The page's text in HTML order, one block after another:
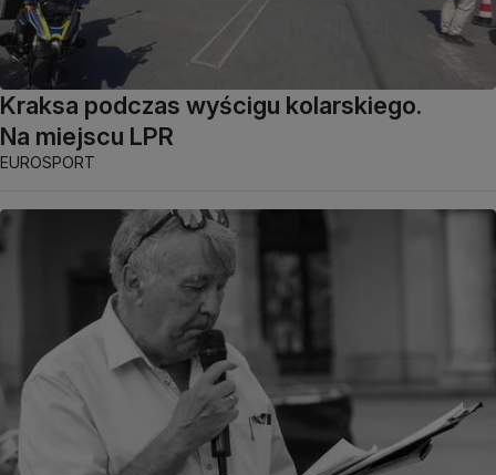
Kraksa podczas wyścigu kolarskiego.
Na miejscu LPR
EUROSPORT